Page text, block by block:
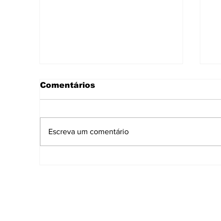
Comentários
Escreva um comentário